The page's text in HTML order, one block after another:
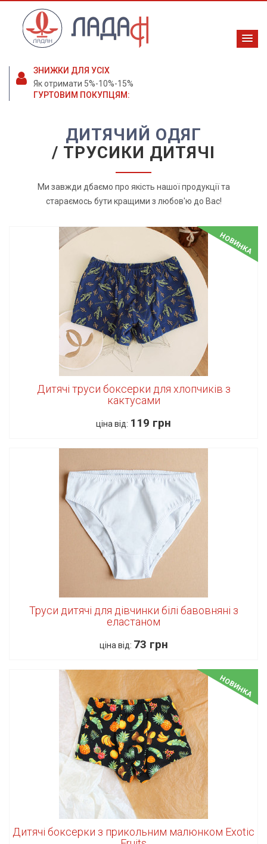
ЗНИЖКИ ДЛЯ УСІХ
Як отримати 5%-10%-15%
ГУРТОВИМ ПОКУПЦЯМ:
ДИТЯЧИЙ ОДЯГ
/ ТРУСИКИ ДИТЯЧІ
Ми завжди дбаємо про якість нашої продукції та
стараємось бути кращими з любов'ю до Вас!
НОВИНКА
Дитячі труси боксерки для хлопчиків з
кактусами
ціна від: 119 грн
Труси дитячі для дівчинки білі бавовняні з
еластаном
ціна від: 73 грн
НОВИНКА
Дитячі боксерки з прикольним малюнком Exotic